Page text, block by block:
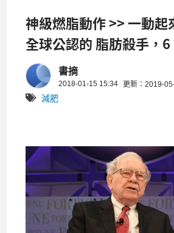
神級燃脂動作 >> 一動起
全球公認的 脂肪殺手，
做，消滅小腹 肥臀！
書摘
2018-01-15 15:34 更新：2019-
減肥